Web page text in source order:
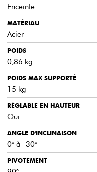
Enceinte
MATÉRIAU
Acier
POIDS
0,86 kg
POIDS MAX SUPPORTÉ
15 kg
RÉGLABLE EN HAUTEUR
Oui
ANGLE D'INCLINAISON
0° à -30°
PIVOTEMENT